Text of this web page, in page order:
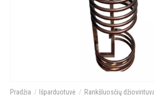
Išparduotuvė Rankšluosčių